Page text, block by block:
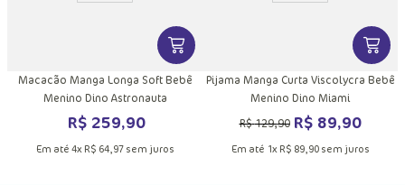
INFORMAÇÕES DO PRODUTOVER MAIS INFORMAÇÕES DO
Macacão Manga Longa Soft Bebê
Menino Dino Astronauta
R$ 259,90
Em até 4x R$ 64,97sem juros
VER
Pijama Manga Curta Viscolycra Bebê
Menino Dino Miami
R$129,90 R$ 89,90
Em até 1x R$ 89,90sem juros